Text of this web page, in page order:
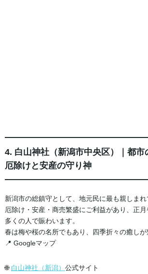
4. 白山神社（新潟市中央区）｜都市
厄除けと安産の守り神
新潟市の総鎮守として、地元民に最も親しまれ
厄除け・安産・商売繁盛にご利益があり、正
多くの人で賑わいます。
春は梅や桜の名所でもあり、四季折々の癒しが
📍 Googleマップ
🌐 白山神社（新潟） 公式サイト